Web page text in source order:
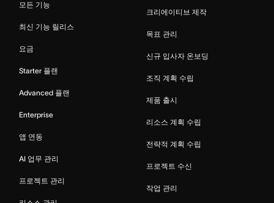
모든 기능
최신 기능 릴리스
요금
Starter 플랜
Advanced 플랜
Enterprise
앱 연동
AI 업무 관리
프로젝트 관리
크리에이티브 제작
목표 관리
신규 입사자 온보딩
조직 계획 수립
제품 출시
리소스 계획 수립
전략적 계획 수립
프로젝트 수신
작업 관리